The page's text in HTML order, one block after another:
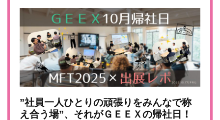
”社員一人ひとりの頑張りをみんなで称
え合う場”、それがＧＥＥＸの帰社日！